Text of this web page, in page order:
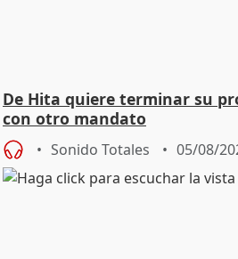
De Hita quiere terminar su
con otro mandato
Sonido Totales 05/08/